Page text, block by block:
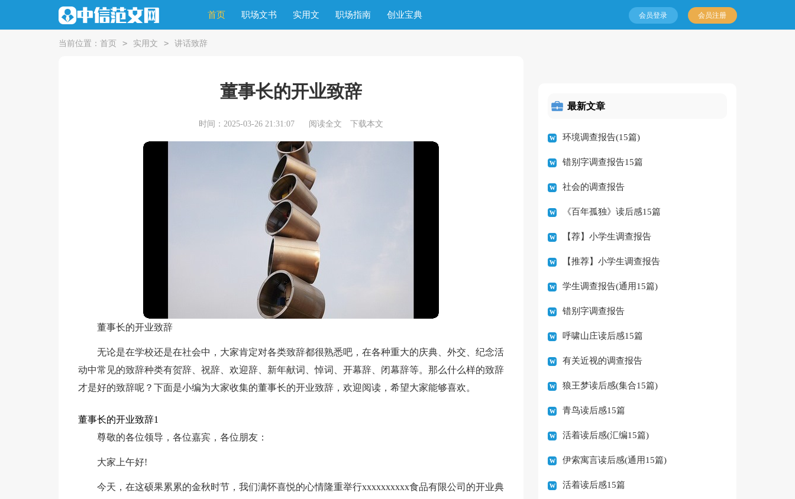
首页 职场文书 实用文 职场指南 创业宝典 会员登录 会员注册
当前位置： 首页 > 实用文 > 讲话致辞
董事长的开业致辞
时间：2025-03-26 21:31:07 阅读全文 下载本文
董事长的开业致辞
无论是在学校还是在社会中，大家肯定对各类致辞都很熟悉吧，在各种重大的庆典、外交、纪念活
动中常见的致辞种类有贺辞、祝辞、欢迎辞、新年献词、悼词、开幕辞、闭幕辞等。那么什么样的致辞
才是好的致辞呢？下面是小编为大家收集的董事长的开业致辞，欢迎阅读，希望大家能够喜欢。
董事长的开业致辞1
尊敬的各位领导，各位嘉宾，各位朋友：
大家上午好!
今天，在这硕果累累的金秋时节，我们满怀喜悦的心情隆重举行xxxxxxxxxx食品有限公司的开业典
最新文章
环境调查报告(15篇)
错别字调查报告15篇
社会的调查报告
《百年孤独》读后感15篇
【荐】小学生调查报告
【推荐】小学生调查报告
学生调查报告(通用15篇)
错别字调查报告
呼啸山庄读后感15篇
有关近视的调查报告
狼王梦读后感(集合15篇)
青鸟读后感15篇
活着读后感(汇编15篇)
伊索寓言读后感(通用15篇)
活着读后感15篇